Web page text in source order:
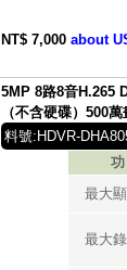
NT$ 7,000 about
5MP 8路8音H.265
（不含硬碟）500
料號:HDVR-
最大
最大